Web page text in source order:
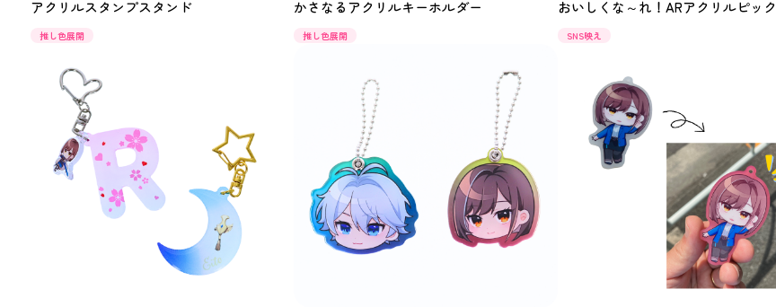
アクリルスタンプスタンド
推し色展開
かさなるアクリルキーホルダー
推し色展開
おいしくな～れ！ARアクリルピック
SNS映え